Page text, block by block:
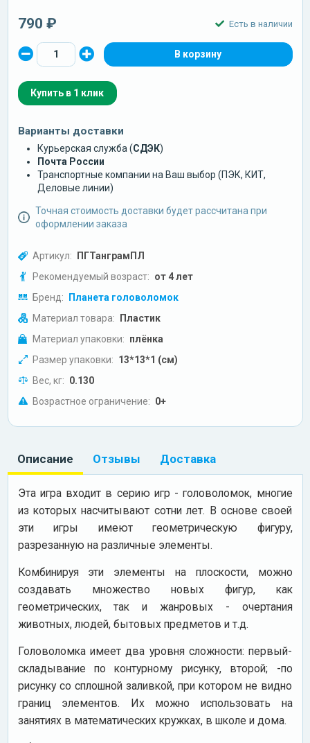
790 ₽ Есть в наличии
Купить в 1 клик
Варианты доставки
Курьерская служба (СДЭК)
Почта России
Транспортные компании на Ваш выбор (ПЭК, КИТ,
Деловые линии)
Точная стоимость доставки будет рассчитана при
оформлении заказа
Артикул: ПГТанграмПЛ
Рекомендуемый возраст: от 4 лет
Бренд: Планета головоломок
Материал товара: Пластик
Материал упаковки: плёнка
Размер упаковки: 13*13*1 (см)
Вес, кг: 0.130
Возрастное ограничение: 0+
Описание Отзывы Доставка
Эта игра входит в серию игр - головоломок, многие
из которых насчитывают сотни лет. В основе своей
эти игры имеют геометрическую фигуру,
разрезанную на различные элементы.
Комбинируя эти элементы на плоскости, можно
создавать множество новых фигур, как
геометрических, так и жанровых - очертания
животных, людей, бытовых предметов и т.д.
Головоломка имеет два уровня сложности: первый-
складывание по контурному рисунку, второй; -по
рисунку со сплошной заливкой, при котором не видно
границ элементов. Их можно использовать на
занятиях в математических кружках, в школе и дома.